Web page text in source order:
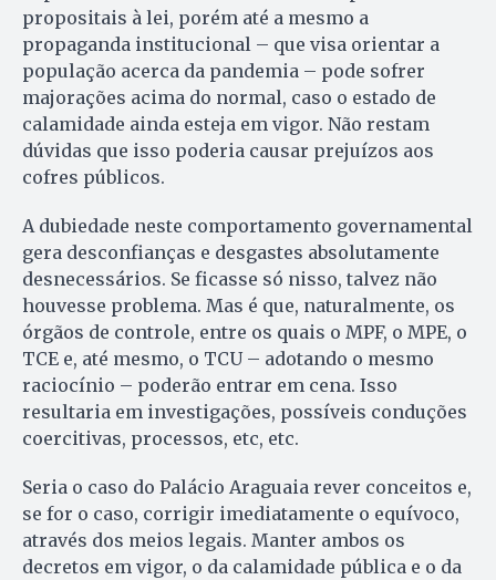
propositais à lei, porém até a mesmo a
propaganda institucional – que visa orientar a
população acerca da pandemia – pode sofrer
majorações acima do normal, caso o estado de
calamidade ainda esteja em vigor. Não restam
dúvidas que isso poderia causar prejuízos aos
cofres públicos.
A dubiedade neste comportamento governamental
gera desconfianças e desgastes absolutamente
desnecessários. Se ficasse só nisso, talvez não
houvesse problema. Mas é que, naturalmente, os
órgãos de controle, entre os quais o MPF, o MPE, o
TCE e, até mesmo, o TCU – adotando o mesmo
raciocínio – poderão entrar em cena. Isso
resultaria em investigações, possíveis conduções
coercitivas, processos, etc, etc.
Seria o caso do Palácio Araguaia rever conceitos e,
se for o caso, corrigir imediatamente o equívoco,
através dos meios legais. Manter ambos os
decretos em vigor, o da calamidade pública e o da